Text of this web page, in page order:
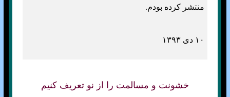
منتشر کرده بودم.
۱۰ دی ۱۳۹۳
خشونت و مسالمت را از نو تعريف کنيم